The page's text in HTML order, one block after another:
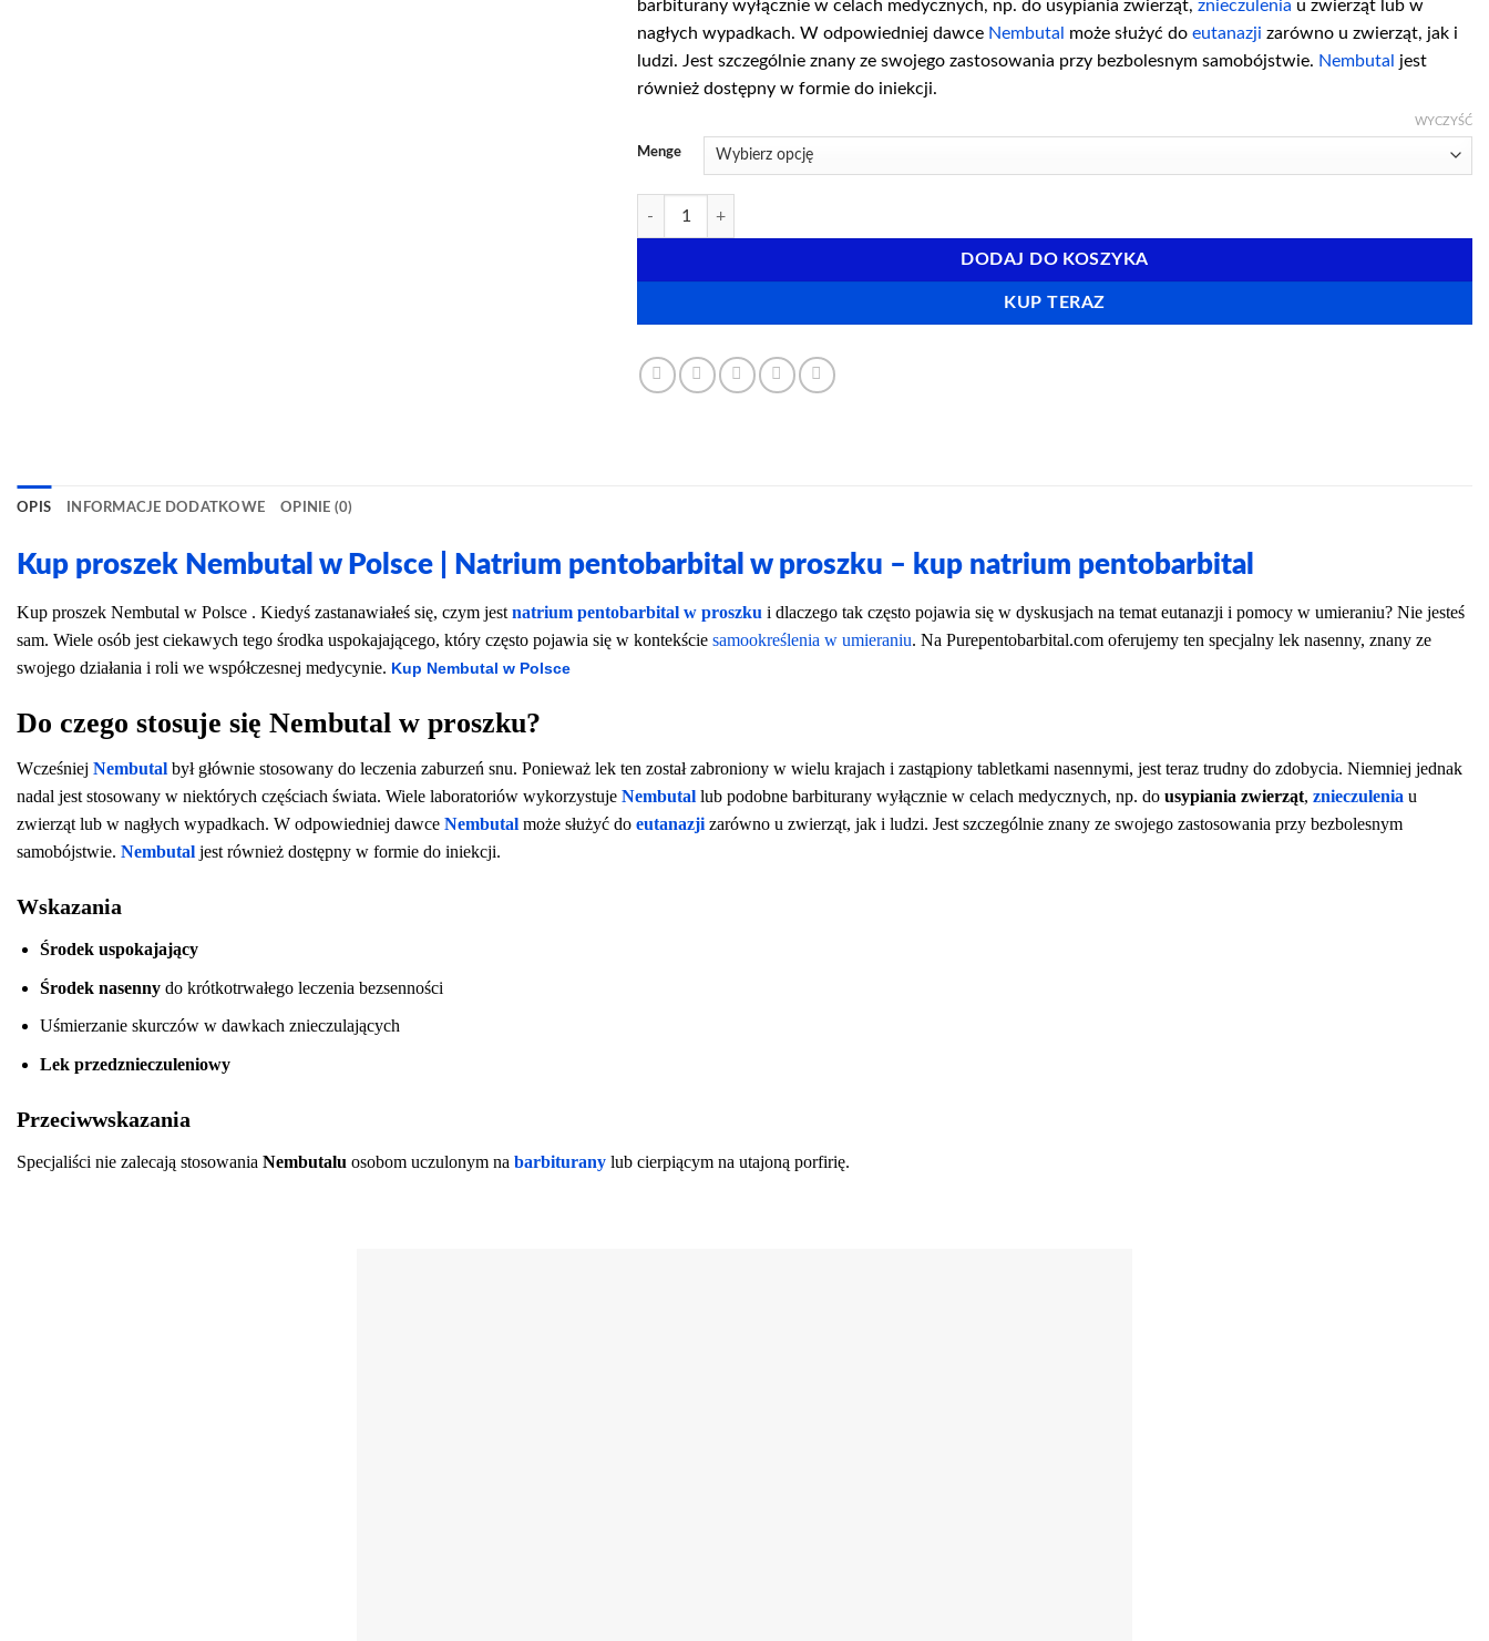
barbiturany wyłącznie w celach medycznych, np. do usypiania zwierząt, znieczulenia u zwierząt lub w
nagłych wypadkach. W odpowiedniej dawce Nembutal może służyć do eutanazji zarówno u zwierząt, jak i
ludzi. Jest szczególnie znany ze swojego zastosowania przy bezbolesnym samobójstwie. Nembutal
jest
również dostępny w formie do iniekcji.
Menge
WYCZYŚĆ
DODAJ DO KOSZYKA
KUP TERAZ
OPIS INFORMACJE DODATKOWE OPINIE (0)
Kup proszek Nembutal w Polsce | Natrium pentobarbital w proszku – kup natrium pentobarbital
Kup proszek Nembutal w Polsce . Kiedyś zastanawiałeś się, czym jest natrium pentobarbital w proszku i dlaczego tak często pojawia się w dyskusjach na temat eutanazji i pomocy w umieraniu? Nie jesteś
sam. Wiele osób jest ciekawych tego środka uspokajającego, który często pojawia się w kontekście samookreślenia w umieraniu. Na Purepentobarbital.com oferujemy ten specjalny lek nasenny, znany ze
swojego działania i roli we współczesnej medycynie. Kup Nembutal w Polsce
Do czego stosuje się Nembutal w proszku?
Wcześniej Nembutal był głównie stosowany do leczenia zaburzeń snu. Ponieważ lek ten został zabroniony w wielu krajach i zastąpiony tabletkami nasennymi, jest teraz trudny do zdobycia. Niemniej jednak
nadal jest stosowany w niektórych częściach świata. Wiele laboratoriów wykorzystuje Nembutal lub podobne barbiturany wyłącznie w celach medycznych, np. do usypiania zwierząt, znieczulenia u
zwierząt lub w nagłych wypadkach. W odpowiedniej dawce Nembutal może służyć do eutanazjizarówno u zwierząt, jak i ludzi. Jest szczególnie znany ze swojego zastosowania przy bezbolesnym
samobójstwie. Nembutal jest również dostępny w formie do iniekcji.
Wskazania
Środek uspokajający
Środek nasennydo krótkotrwałego leczenia bezsenności
Uśmierzanie skurczów w dawkach znieczulających
Lek przedznieczuleniowy
Przeciwwskazania
Specjaliści nie zalecają stosowania Nembutalu osobom uczulonym na barbiturany lub cierpiącym na utajoną porfirię.